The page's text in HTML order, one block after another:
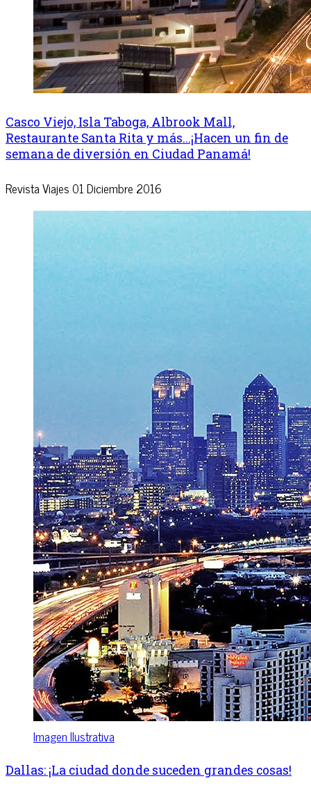
Casco Viejo, Isla Taboga, Albrook Mall,
Restaurante Santa Rita y más...¡Hacen un fin de
semana de diversión en Ciudad Panamá!
Revista Viajes01 Diciembre 2016
Imagen Ilustrativa
Dallas: ¡La ciudad donde suceden grandes cosas!